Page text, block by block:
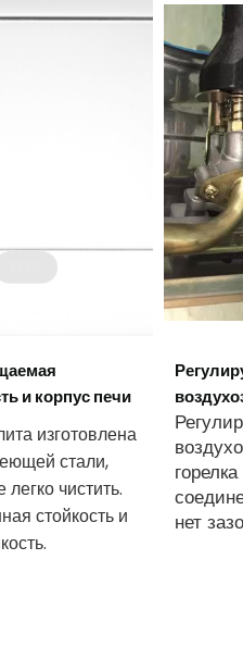
и корпус печи
изготовлена
стали,
легко чистить.
стойкость и
нет